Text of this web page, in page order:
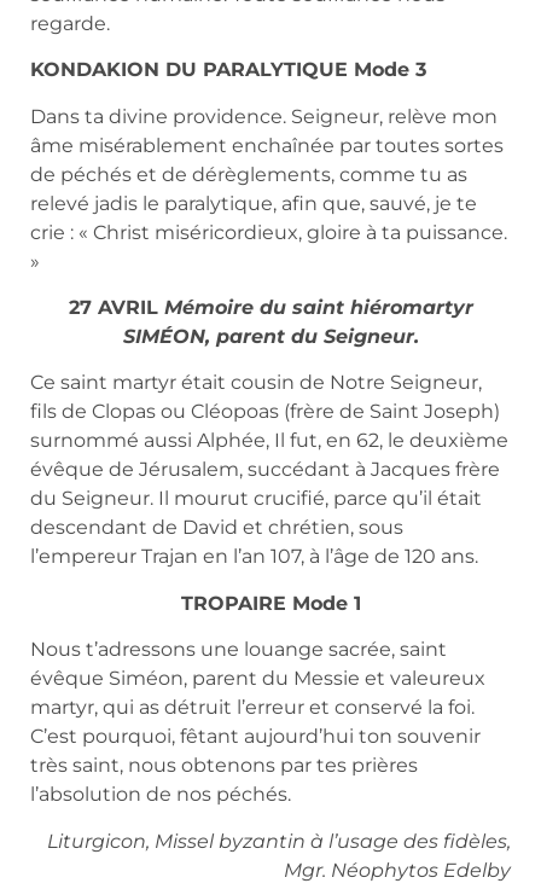
regarde.
KONDAKION DU PARALYTIQUE Mode 3
Dans ta divine providence. Seigneur, relève mon
âme misérablement enchaînée par toutes sortes
de péchés et de dérèglements, comme tu as
relevé jadis le paralytique, afin que, sauvé, je te
crie : « Christ miséricordieux, gloire à ta puissance.
»
27 AVRIL Mémoire du saint hiéromartyr
SIMÉON, parent du Seigneur.
Ce saint martyr était cousin de Notre Seigneur,
fils de Clopas ou Cléopoas (frère de Saint Joseph)
surnommé aussi Alphée, Il fut, en 62, le deuxième
évêque de Jérusalem, succédant à Jacques frère
du Seigneur. Il mourut crucifié, parce qu’il était
descendant de David et chrétien, sous
l’empereur Trajan en l’an 107, à l’âge de 120 ans.
TROPAIRE Mode 1
Nous t’adressons une louange sacrée, saint
évêque Siméon, parent du Messie et valeureux
martyr, qui as détruit l’erreur et conservé la foi.
C’est pourquoi, fêtant aujourd’hui ton souvenir
très saint, nous obtenons par tes prières
l’absolution de nos péchés.
Liturgicon, Missel byzantin à l’usage des fidèles,
Mgr. Néophytos Edelby